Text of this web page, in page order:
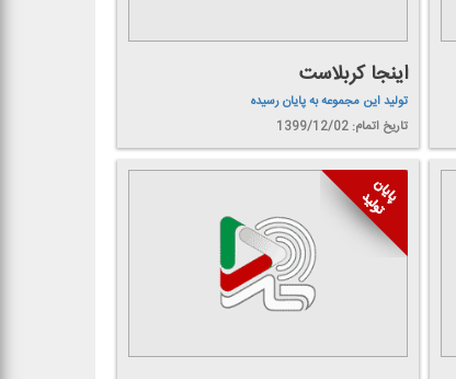
اینجا كربلاست
تولید این مجموعه به پایان رسیده
تاریخ اتمام: 1399/12/02